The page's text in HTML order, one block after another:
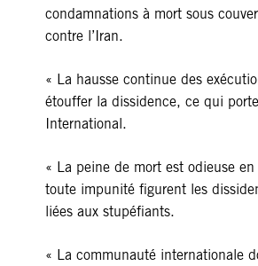
condamnations à mort sous
contre l’Iran.
« La hausse continue des
étouffer la dissidence, ce qui
International.
« La peine de mort est odieuse
toute impunité figurent les
liées aux stupéfiants.
« La communauté internationale